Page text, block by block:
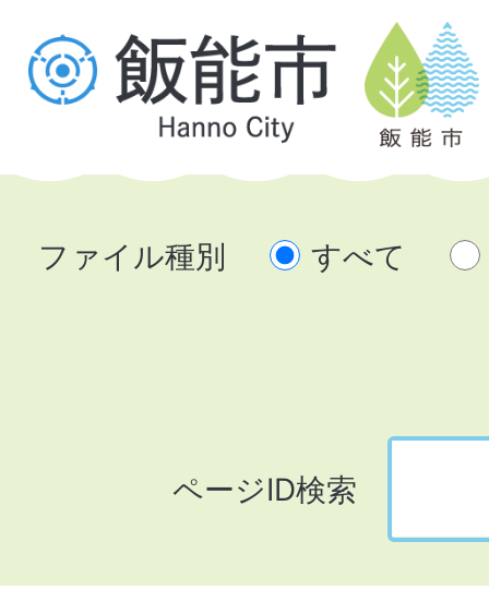
ファイル種別 すべて
ページID検索